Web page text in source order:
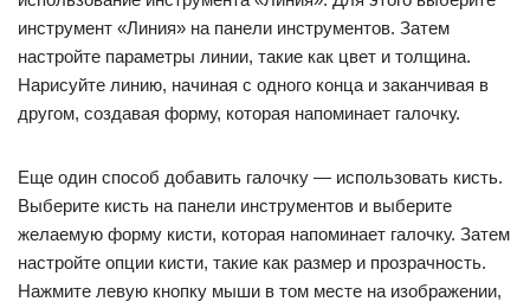
инструмент «Линия» на панели инструментов. Затем
настройте параметры линии, такие как цвет и толщина.
Нарисуйте линию, начиная с одного конца и заканчивая в
другом, создавая форму, которая напоминает галочку.
Еще один способ добавить галочку — использовать кисть.
Выберите кисть на панели инструментов и выберите
желаемую форму кисти, которая напоминает галочку. Затем
настройте опции кисти, такие как размер и прозрачность.
Нажмите левую кнопку мыши в том месте на изображении,